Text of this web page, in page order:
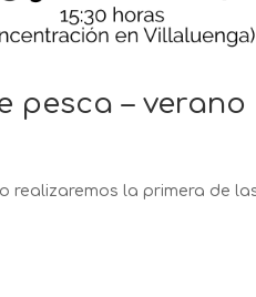
pesca – verano
realizaremos la primera de